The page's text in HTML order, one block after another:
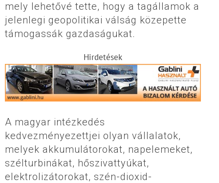
mely lehetővé tette, hogy a tagállamok a
jelenlegi geopolitikai válság közepette
támogassák gazdaságukat.
Hirdetések
A magyar intézkedés
kedvezményezettjei olyan vállalatok,
melyek akkumulátorokat, napelemeket,
szélturbinákat, hőszivattyúkat,
elektrolizátorokat, szén-dioxid-